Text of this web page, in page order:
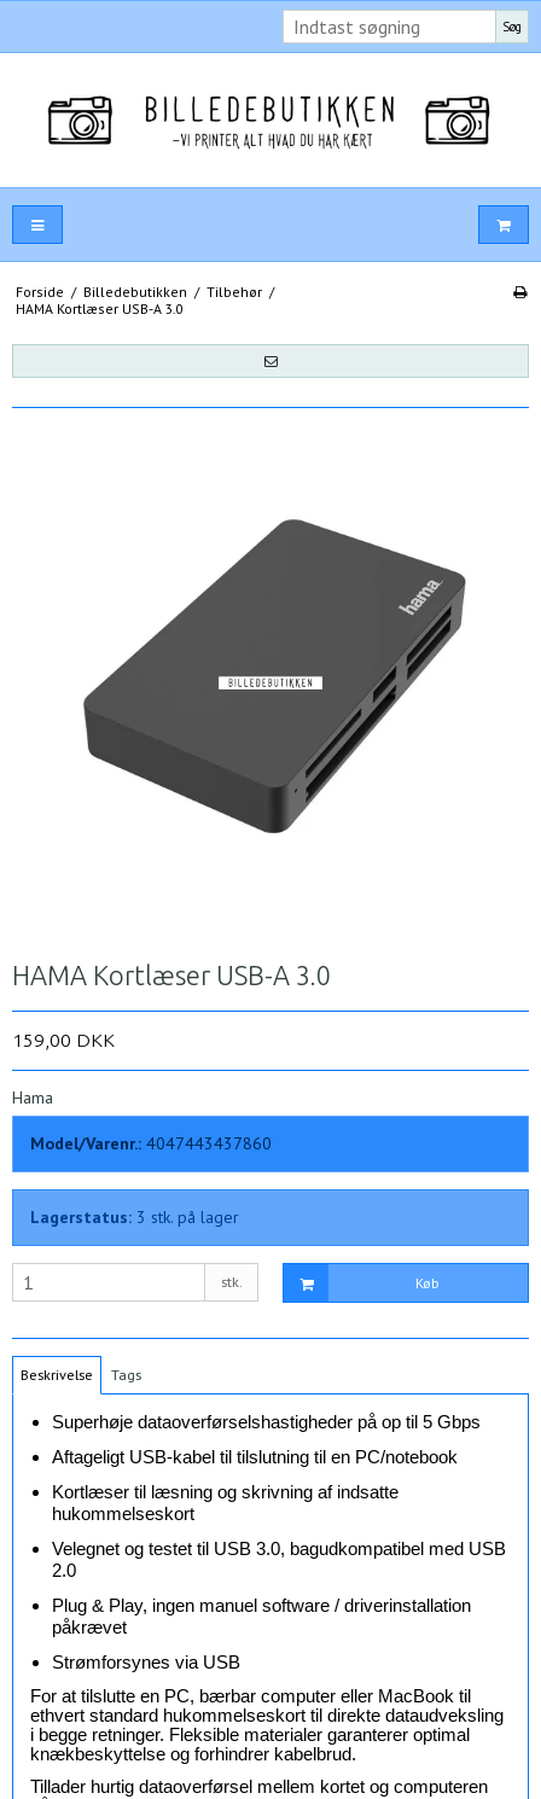
Søg
Forside / Billedebutikken / Tilbehør /
HAMA Kortlæser USB-A 3.0
HAMA Kortlæser USB-A 3.0
159,00 DKK
Hama
Model/Varenr.: 4047443437860
Lagerstatus: 3 stk. på lager
stk. Køb
Beskrivelse Tags
Superhøje dataoverførselshastigheder på op til 5 Gbps
Aftageligt USB-kabel til tilslutning til en PC/notebook
Kortlæser til læsning og skrivning af indsatte
hukommelseskort
Velegnet og testet til USB 3.0, bagudkompatibel med USB
2.0
Plug & Play, ingen manuel software / driverinstallation
påkrævet
Strømforsynes via USB
For at tilslutte en PC, bærbar computer eller MacBook til
ethvert standard hukommelseskort til direkte dataudveksling
i begge retninger. Fleksible materialer garanterer optimal
knækbeskyttelse og forhindrer kabelbrud.
Tillader hurtig dataoverførsel mellem kortet og computeren